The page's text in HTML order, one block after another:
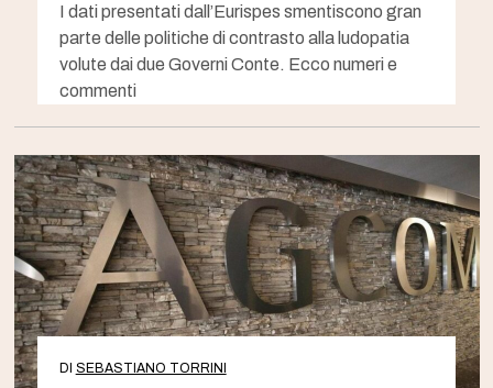
I dati presentati dall’Eurispes smentiscono gran
parte delle politiche di contrasto alla ludopatia
volute dai due Governi Conte. Ecco numeri e
commenti
DI SEBASTIANO TORRINI